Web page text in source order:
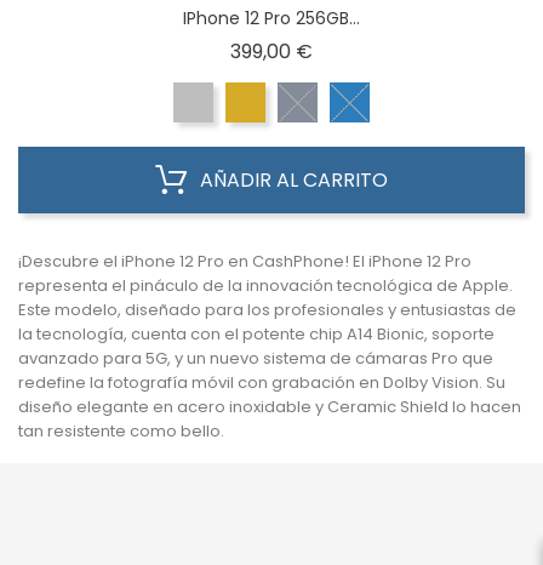
IPhone 12 Pro 256GB...
399,00 €
AÑADIR AL CARRITO
¡Descubre el iPhone 12 Pro en CashPhone! El iPhone 12 Pro
representa el pináculo de la innovación tecnológica de Apple.
Este modelo, diseñado para los profesionales y entusiastas de
la tecnología, cuenta con el potente chip A14 Bionic, soporte
avanzado para 5G, y un nuevo sistema de cámaras Pro que
redefine la fotografía móvil con grabación en Dolby Vision. Su
diseño elegante en acero inoxidable y Ceramic Shield lo hacen
tan resistente como bello.